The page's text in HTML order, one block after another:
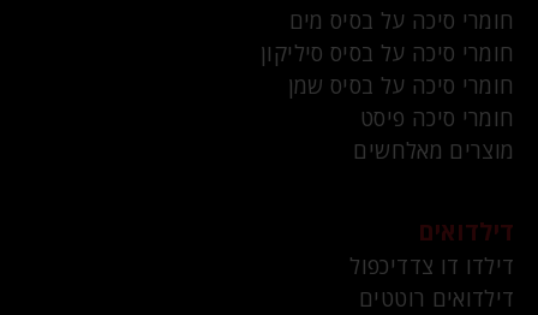
חומרי סיכה על בסיס מים
חומרי סיכה על בסיס סיליקון
חומרי סיכה על בסיס שמן
חומרי סיכה פיסט
מוצרים מאלחשים
דילדואים
דילדו דו צדדיכפול
דילדואים רוטטים